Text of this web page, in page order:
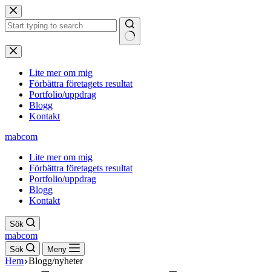
Hoppa
till
innehåll
Inga
resultat
Lite mer om mig
Förbättra företagets resultat
Portfolio/uppdrag
Blogg
Kontakt
mabcom
Lite mer om mig
Förbättra företagets resultat
Portfolio/uppdrag
Blogg
Kontakt
Sök
mabcom
Sök Meny
Hem Blogg/nyheter